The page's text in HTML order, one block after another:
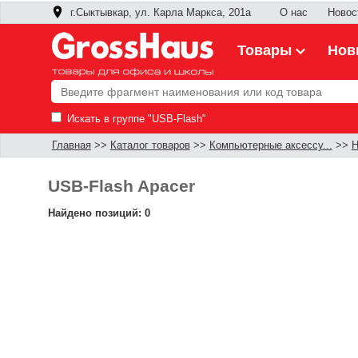
г.Сыктывкар, ул. Карла Маркса, 201а О нас
Товары
Искать в группе "USB-Flash"
Главная>> Каталог товаров>> Компьютерные аксессу... >>
USB-Flash Apacer
Найдено позиций: 0